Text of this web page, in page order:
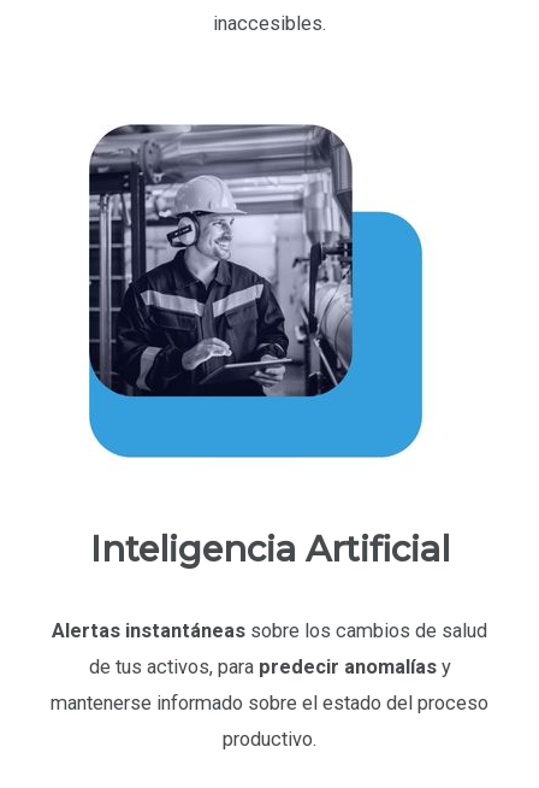
inaccesibles.
Inteligencia Artificial
Alertas instantáneas sobre los cambios de salud
de tus activos, para predecir anomalíasy
mantenerse informado sobre el estado del proceso
productivo.